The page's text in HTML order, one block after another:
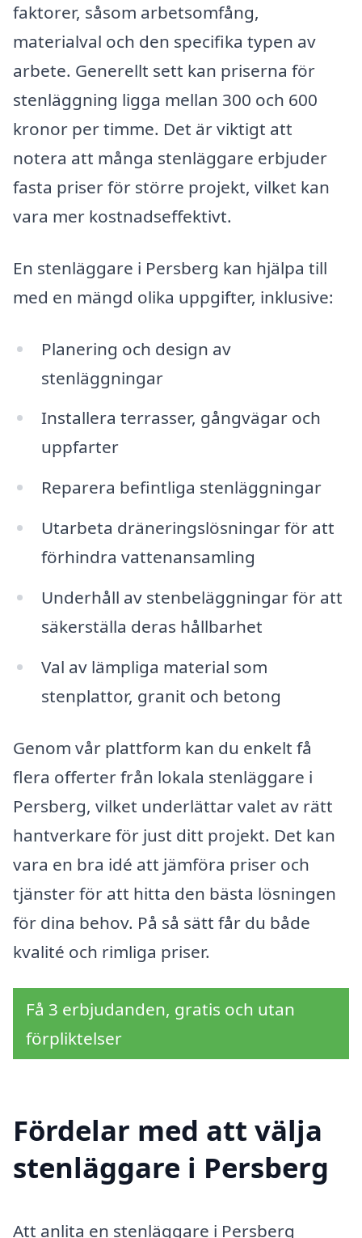
faktorer, såsom arbetsomfång,
materialval och den specifika typen av
arbete. Generellt sett kan priserna för
stenläggning ligga mellan 300 och 600
kronor per timme. Det är viktigt att
notera att många stenläggare erbjuder
fasta priser för större projekt, vilket kan
vara mer kostnadseffektivt.
En stenläggare i Persberg kan hjälpa till
med en mängd olika uppgifter, inklusive:
Planering och design av
stenläggningar
Installera terrasser, gångvägar och
uppfarter
Reparera befintliga stenläggningar
Utarbeta dräneringslösningar för att
förhindra vattenansamling
Underhåll av stenbeläggningar för att
säkerställa deras hållbarhet
Val av lämpliga material som
stenplattor, granit och betong
Genom vår plattform kan du enkelt få
flera offerter från lokala stenläggare i
Persberg, vilket underlättar valet av rätt
hantverkare för just ditt projekt. Det kan
vara en bra idé att jämföra priser och
tjänster för att hitta den bästa lösningen
för dina behov. På så sätt får du både
kvalité och rimliga priser.
Få 3 erbjudanden, gratis och utan
förpliktelser
Fördelar med att välja
stenläggare i Persberg
Att anlita en stenläggare i Persberg